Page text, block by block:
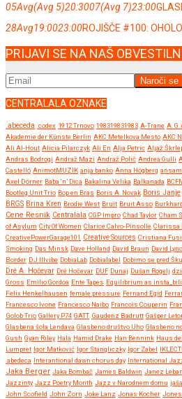
05Avg(Avg 5)20:3007(Avg 7)23:00
28Avg19:0023:00ROJIŠČE #100:
PRIJAVI SE NA NAŠ
CENTRALALA OZNAKE
.abeceda .codex 1912 Trnovo 198319831983 A-Trane
Akademie der Künste Berlin AKC Metelkova Mesto AKC
Ali Al-Hout Alicia Pilarczyk Ali En Alja Petric Aljaž
Andras Bodrogi Andraž Mazi Andraž Polič Andrea Gulli
Castelló AnimotMUZIK anja banko Anna Högberg
Axel Dörner Baba ‘n’ Dica Bakalina Velika Balkanada
Bootleg Unit Trio Bop en Bras Boris A. Novak Boris Janje
BRGS Brina Kren Brodie West Bruit Bruit Asso
Cene Resnik Centralala CGP Impro Chad Taylor Cham
of Asylum City Of Women Clarice Calvo-Pinsolle Clarissa
CreativePowerGarage101 Creative Sources Cristiana
Smoking Das Minsk Dave Holland David Braun David
Border DJ Illvibe DobiaLab Dobialabel Dobimo se pred
Dré A. Hočevar Dré Hočevar DUF Dunaj Dušan Rogelj
Gross Emilio Gordoa Ente Tapes Equilibrium as
Felix Henkelhausen female:pressure Fernand Egid
Francesco Ivone Francesco Naibo Francois Couperin
Golob Trio Gallery P74 GATT Gaudenz Badrutt Gašper
Glasbena šola Lendava Glasbeno društvo Uho Glasbeno
Gush Gyan Riley Hala Hamid Drake Han Bennink Haus
Lumpret Igor Matković Igor Stangliczky Igor Zabel
.abedeca Interantional dawn chorus day International
Jaka Berger Jaka Bombač James Baldwin Janez Leban
Jazzinty Jazz Poetry Month Jazz v Narodnem domu
John Scofield John Zorn Joke Lanz Jonas Kocher